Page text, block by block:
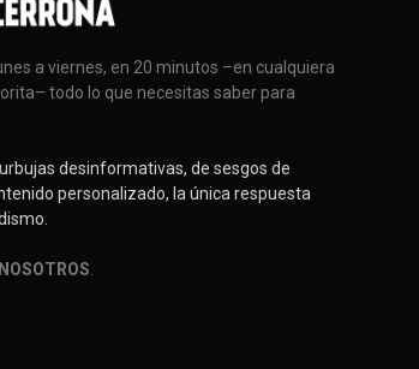
a viernes, en 20 minutos –en cualquiera
todo lo que necesitas saber para
desinformativas, de sesgos de
personalizado, la única respuesta